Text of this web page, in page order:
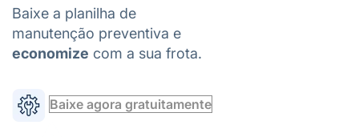
Baixe a planilha de
manutenção preventiva e
economize com a sua frota.
Baixe agora gratuitamente